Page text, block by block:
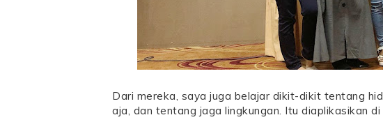
Dari mereka, saya juga belajar dikit-dikit tentang
aja, dan tentang jaga lingkungan. Itu diaplikasikan